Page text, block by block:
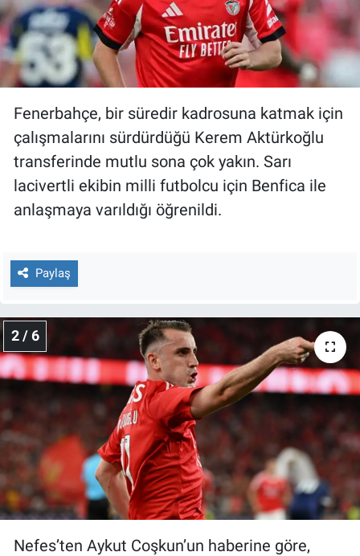
Fenerbahçe, bir süredir kadrosuna katmak için
çalışmalarını sürdürdüğü Kerem Aktürkoğlu
transferinde mutlu sona çok yakın. Sarı
lacivertli ekibin milli futbolcu için Benfica ile
anlaşmaya varıldığı öğrenildi.
Paylaş
2 / 6
Nefes’ten Aykut Coşkun’un haberine göre,
Gündem Özel
Günün görüntüsü
Haber
İlan
Kültür Sanat
Ne demişti
Nedir
Popüler
Programlar
Sağlık